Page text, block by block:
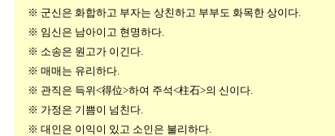
※ 군신은 화합하고 부자는 상친하고 부부도 화목한 상이다.
※ 임신은 남아이고 현명하다.
※ 소송은 원고가 이긴다.
※ 매매는 유리하다.
※ 관직은 득위<得位>하여 주석<柱石>의 신이다.
※ 가정은 기쁨이 넘친다.
※ 대인은 이익이 있고 소인은 불리하다.